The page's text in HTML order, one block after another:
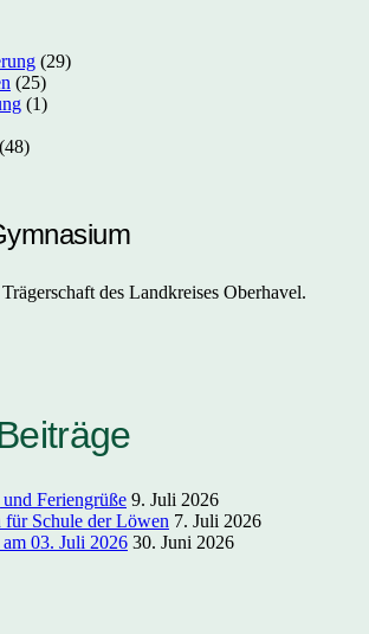
(29)
(25)
(1)
(48)
des Landkreises Oberhavel.
Feriengrüße 9. Juli 2026
für Schule der Löwen 7. Juli 2026
03. Juli 2026 30. Juni 2026